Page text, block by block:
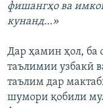
фишангҳо ва
кунанд…»
Дар ҳамин ҳол, ба
таълимии узбакӣ
таълим дар
шумори қобили